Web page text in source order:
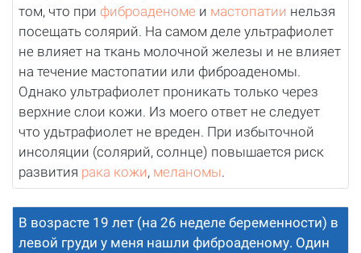
том, что при фиброаденоме и мастопатии нельзя
посещать солярий. На самом деле ультрафиолет
не влияет на ткань молочной железы и не влияет
на течение мастопатии или фиброаденомы.
Однако ультрафиолет проникать только через
верхние слои кожи. Из моего ответ не следует
что удьтрафиолет не вреден. При избыточной
инсоляции (солярий, солнце) повышается риск
развития рака кожи, меланомы.
В возрасте 19 лет (на 26 неделе беременности) в
левой груди у меня нашли фиброаденому. Один